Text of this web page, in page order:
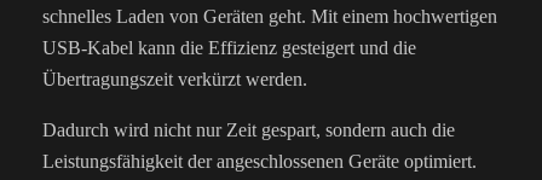
schnelles Laden von Geräten geht. Mit einem hochwertigen
USB-Kabel kann die Effizienz gesteigert und die
Übertragungszeit verkürzt werden.
Dadurch wird nicht nur Zeit gespart, sondern auch die
Leistungsfähigkeit der angeschlossenen Geräte optimiert.